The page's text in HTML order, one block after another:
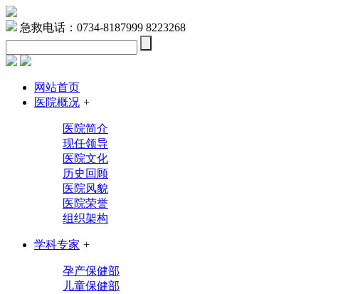
急救电话：0734-8187999 8223268
网站首页
医院概况 +
医院简介
现任领导
医院文化
历史回顾
医院风貌
医院荣誉
组织架构
学科专家 +
孕产保健部
儿童保健部